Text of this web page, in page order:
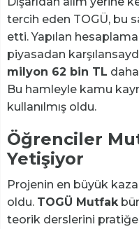
tercih eden TOGÜ, bu
etti. Yapılan
piyasadan
milyon 62 bin TL
Bu hamleyle kamu
kullanılmış oldu.
Öğrenciler
Yetişiyor
Projenin en büyük
oldu. TOGÜ Mutfak
teorik derslerini pratiğe